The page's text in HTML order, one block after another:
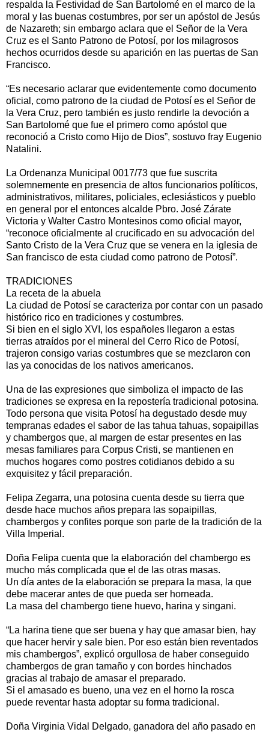
respalda la Festividad de San Bartolomé en el marco de la
moral y las buenas costumbres, por ser un apóstol de Jesús
de Nazareth; sin embargo aclara que el Señor de la Vera
Cruz es el Santo Patrono de Potosí, por los milagrosos
hechos ocurridos desde su aparición en las puertas de San
Francisco.
“Es necesario aclarar que evidentemente como documento
oficial, como patrono de la ciudad de Potosí es el Señor de
la Vera Cruz, pero también es justo rendirle la devoción a
San Bartolomé que fue el primero como apóstol que
reconoció a Cristo como Hijo de Dios”, sostuvo fray Eugenio
Natalini.
La Ordenanza Municipal 0017/73 que fue suscrita
solemnemente en presencia de altos funcionarios políticos,
administrativos, militares, policiales, eclesiásticos y pueblo
en general por el entonces alcalde Pbro. José Zárate
Victoria y Walter Castro Montesinos como oficial mayor,
“reconoce oficialmente al crucificado en su advocación del
Santo Cristo de la Vera Cruz que se venera en la iglesia de
San francisco de esta ciudad como patrono de Potosí”.
TRADICIONES
La receta de la abuela
La ciudad de Potosí se caracteriza por contar con un pasado
histórico rico en tradiciones y costumbres.
Si bien en el siglo XVI, los españoles llegaron a estas
tierras atraídos por el mineral del Cerro Rico de Potosí,
trajeron consigo varias costumbres que se mezclaron con
las ya conocidas de los nativos americanos.
Una de las expresiones que simboliza el impacto de las
tradiciones se expresa en la repostería tradicional potosina.
Todo persona que visita Potosí ha degustado desde muy
tempranas edades el sabor de las tahua tahuas, sopaipillas
y chambergos que, al margen de estar presentes en las
mesas familiares para Corpus Cristi, se mantienen en
muchos hogares como postres cotidianos debido a su
exquisitez y fácil preparación.
Felipa Zegarra, una potosina cuenta desde su tierra que
desde hace muchos años prepara las sopaipillas,
chambergos y confites porque son parte de la tradición de la
Villa Imperial.
Doña Felipa cuenta que la elaboración del chambergo es
mucho más complicada que el de las otras masas.
Un día antes de la elaboración se prepara la masa, la que
debe macerar antes de que pueda ser horneada.
La masa del chambergo tiene huevo, harina y singani.
“La harina tiene que ser buena y hay que amasar bien, hay
que hacer hervir y sale bien. Por eso están bien reventados
mis chambergos”, explicó orgullosa de haber conseguido
chambergos de gran tamaño y con bordes hinchados
gracias al trabajo de amasar el preparado.
Si el amasado es bueno, una vez en el horno la rosca
puede reventar hasta adoptar su forma tradicional.
Doña Virginia Vidal Delgado, ganadora del año pasado en